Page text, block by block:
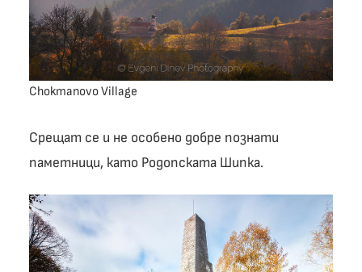
Chokmanovo Village
Срещат се и не особено добре познати
паметници, като Родопската Шипка.